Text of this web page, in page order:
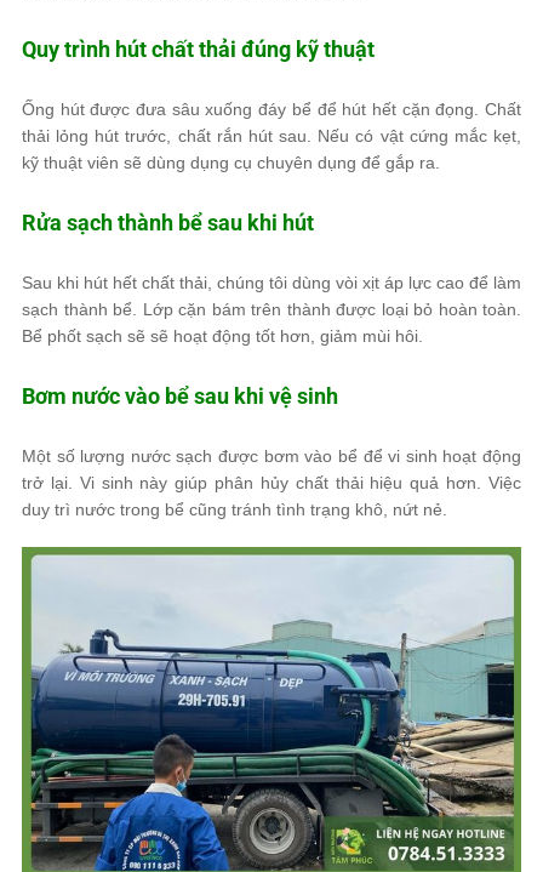
Quy trình hút chất thải đúng kỹ thuật
Ống hút được đưa sâu xuống đáy bể để hút hết cặn đọng. Chất
thải lỏng hút trước, chất rắn hút sau. Nếu có vật cứng mắc kẹt,
kỹ thuật viên sẽ dùng dụng cụ chuyên dụng để gắp ra.
Rửa sạch thành bể sau khi hút
Sau khi hút hết chất thải, chúng tôi dùng vòi xịt áp lực cao để làm
sạch thành bể. Lớp cặn bám trên thành được loại bỏ hoàn toàn.
Bể phốt sạch sẽ sẽ hoạt động tốt hơn, giảm mùi hôi.
Bơm nước vào bể sau khi vệ sinh
Một số lượng nước sạch được bơm vào bể để vi sinh hoạt động
trở lại. Vi sinh này giúp phân hủy chất thải hiệu quả hơn. Việc
duy trì nước trong bể cũng tránh tình trạng khô, nứt nẻ.